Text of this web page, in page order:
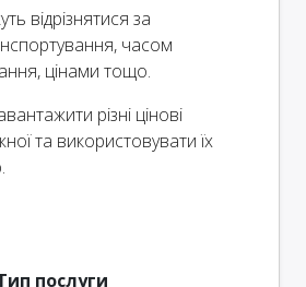
відрізнятися за
часом
цінами тощо.
різні цінові
та використовувати їх
послуги